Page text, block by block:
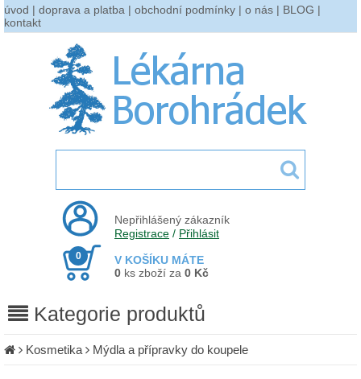
úvod | doprava a platba | obchodní podmínky | o nás | BLOG |
kontakt
Nepřihlášený zákazník
Registrace / Přihlásit
V KOŠÍKU MÁTE
0
0 ks zboží za 0 Kč
Kategorie produktů
Kosmetika Mýdla a přípravky do koupele